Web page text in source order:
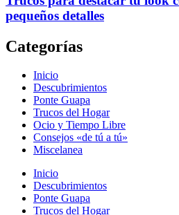
pequeños detalles
Categorías
Inicio
Descubrimientos
Ponte Guapa
Trucos del Hogar
Ocio y Tiempo Libre
Consejos «de tú a tú»
Miscelanea
Inicio
Descubrimientos
Ponte Guapa
Trucos del Hogar